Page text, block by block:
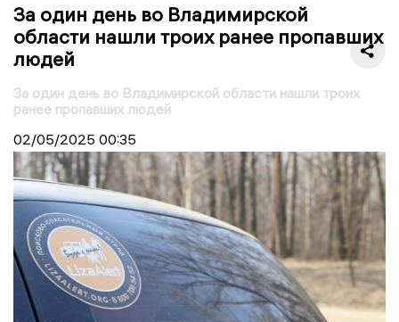
За один день во Владимирской
области нашли троих ранее пропавших
людей
За один день во Владимирской области нашли троих
ранее пропавших людей
02/05/2025 00:35